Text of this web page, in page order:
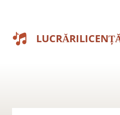
conținut